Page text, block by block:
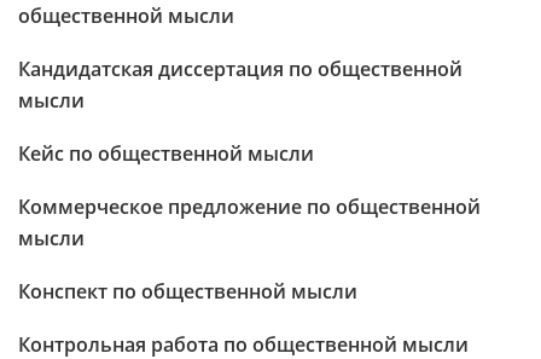
общественной мысли
Кандидатская диссертация по общественной
мысли
Кейс по общественной мысли
Коммерческое предложение по общественной
мысли
Конспект по общественной мысли
Контрольная работа по общественной мысли